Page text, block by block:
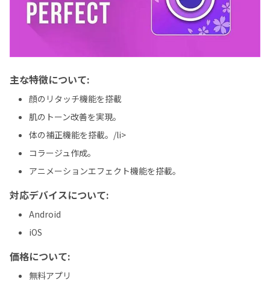
主な特徴について:
顔のリタッチ機能を搭載
肌のトーン改善を実現。
体の補正機能を搭載。/li>
コラージュ作成。
アニメーションエフェクト機能を搭載。
対応デバイスについて:
Android
iOS
価格について:
無料アプリ